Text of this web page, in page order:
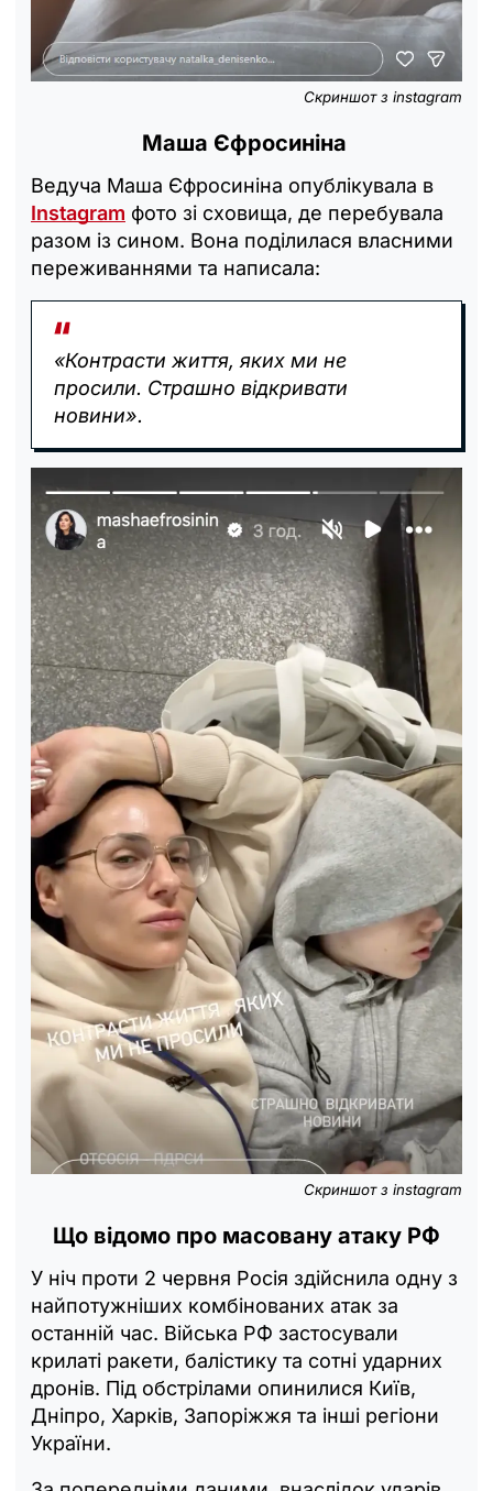
Скриншот з instagram
Маша Єфросиніна
Ведуча Маша Єфросиніна опублікувала в
Instagram фото зі сховища, де перебувала
разом із сином. Вона поділилася власними
переживаннями та написала:
«Контрасти життя, яких ми не
просили. Страшно відкривати
новини».
Скриншот з instagram
Що відомо про масовану атаку РФ
У ніч проти 2 червня Росія здійснила одну з
найпотужніших комбінованих атак за
останній час. Війська РФ застосували
крилаті ракети, балістику та сотні ударних
дронів. Під обстрілами опинилися Київ,
Дніпро, Харків, Запоріжжя та інші регіони
України.